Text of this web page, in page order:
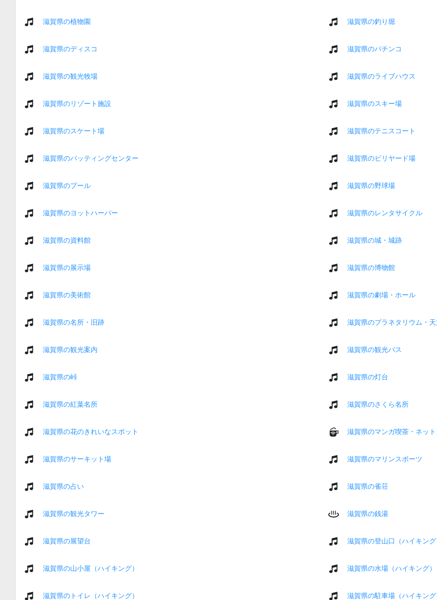
滋賀県の植物園 滋賀県の釣り堀
滋賀県のディスコ 滋賀県のパチンコ
滋賀県の観光牧場 滋賀県のライブハウス
滋賀県のリゾート施設 滋賀県のスキー場
滋賀県のスケート場 滋賀県のテニスコート
滋賀県のバッティングセンター 滋賀県のビリヤード場
滋賀県のプール 滋賀県の野球場
滋賀県のヨットハーバー 滋賀県のレンタサイクル
滋賀県の資料館 滋賀県の城・城跡
滋賀県の展示場 滋賀県の博物館
滋賀県の美術館 滋賀県の劇場・ホール
滋賀県の名所・旧跡 滋賀県のプラネタリウム・
滋賀県の観光案内 滋賀県の観光バス
滋賀県の峠 滋賀県の灯台
滋賀県の紅葉名所 滋賀県のさくら名所
滋賀県の花のきれいなスポット 滋賀県のマンガ喫茶・ネット
滋賀県のサーキット場 滋賀県のマリンスポーツ
滋賀県の占い 滋賀県の雀荘
滋賀県の観光タワー 滋賀県の銭湯
滋賀県の展望台 滋賀県の登山口（ハイキング
滋賀県の山小屋（ハイキング） 滋賀県の水場（ハイキング）
滋賀県のトイレ（ハイキング） 滋賀県の駐車場（ハイキング